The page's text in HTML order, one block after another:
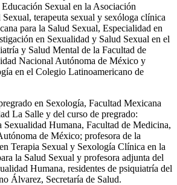
Sexual en la Asociación
terapeuta sexual y sexóloga clínica
para la Salud Sexual, Especialidad en
en Sexualidad y Salud Sexual en el
y Salud Mental de la Facultad de
Nacional Autónoma de México y
en el Colegio Latinoamericano de
en Sexología, Facultad Mexicana
La Salle y del curso de pregrado:
Sexualidad Humana, Facultad de Medicina,
de México; profesora de la
Terapia Sexual y Sexología Clínica en la
la Salud Sexual y profesora adjunta del
Humana, residentes de psiquiatría del
Álvarez, Secretaría de Salud.